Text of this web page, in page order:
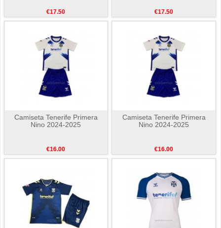
€17.50 €17.50
Camiseta Tenerife Primera
Nino 2024-2025
€16.00
Camiseta Tenerife Primera
Nino 2024-2025
€16.00